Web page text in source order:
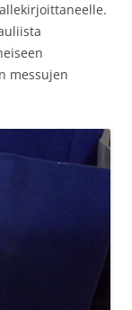
messujen